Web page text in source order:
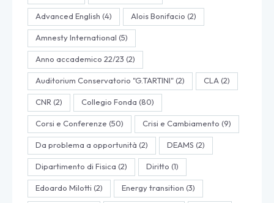
Advanced English (4) Alois Bonifacio (2)
Amnesty International (5)
Anno accademico 22/23 (2)
Auditorium Conservatorio "G.TARTINI"(2) CLA (2)
CNR (2) Collegio Fonda (80)
Corsi e Conferenze (50) Crisi e Cambiamento (9)
Da problema a opportunità (2) DEAMS (2)
Dipartimento di Fisica (2) Diritto (1)
Edoardo Milotti (2) Energy transition (3)